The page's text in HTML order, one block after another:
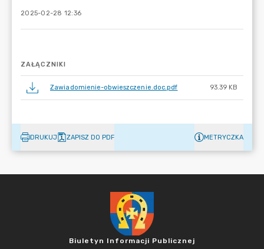
2025-02-28 12:36
ZAŁĄCZNIKI
Zawiadomienie-obwieszczenie.doc.pdf 93.39 KB
DRUKUJ ZAPISZ DO PDF METRYCZKA
Biuletyn Informacji Publicznej